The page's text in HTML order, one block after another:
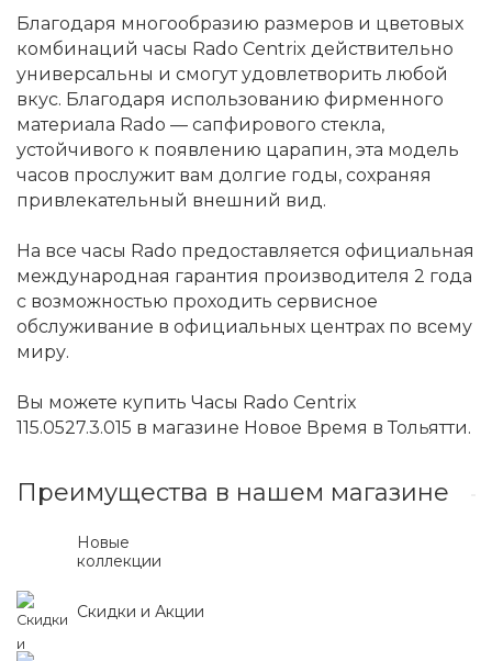
Благодаря многообразию размеров и цветовых
комбинаций часы Rado Centrix действительно
универсальны и смогут удовлетворить любой
вкус. Благодаря использованию фирменного
материала Rado — сапфирового стекла,
устойчивого к появлению царапин, эта модель
часов прослужит вам долгие годы, сохраняя
привлекательный внешний вид.
На все часы Rado предоставляется официальная
международная гарантия производителя 2 года
с возможностью проходить сервисное
обслуживание в официальных центрах по всему
миру.
Вы можете купить Часы Rado Centrix
115.0527.3.015 в магазине Новое Время в Тольятти.
Преимущества в нашем магазине
Новые
коллекции
Скидки и Акции